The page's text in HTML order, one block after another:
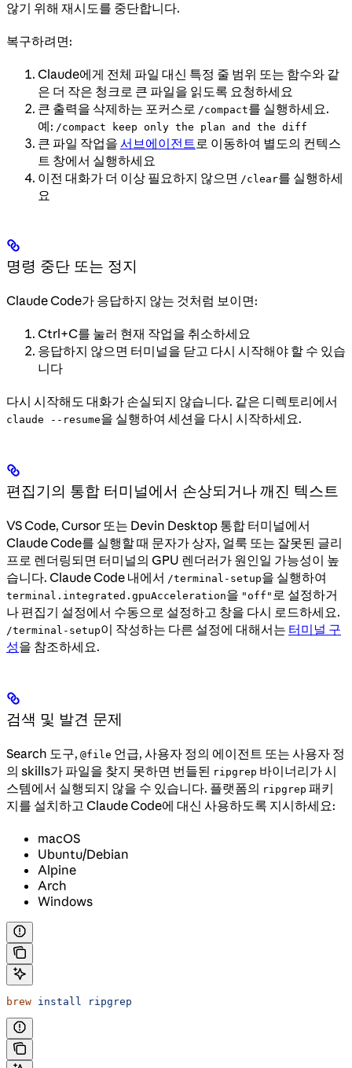
않기 위해 재시도를 중단합니다.
복구하려면:
Claude에게 전체 파일 대신 특정 줄 범위 또는 함수와 같
은 더 작은 청크로 큰 파일을 읽도록 요청하세요
큰 출력을 삭제하는 포커스로 /compact를 실행하세요.
예: /compact keep only the plan and the diff
큰 파일 작업을 서브에이전트 로 이동하여 별도의 컨텍스
트 창에서 실행하세요
이전 대화가 더 이상 필요하지 않으면 /clear를 실행하세
요
명령 중단 또는 정지
Claude Code가 응답하지 않는 것처럼 보이면:
Ctrl+C를 눌러 현재 작업을 취소하세요
응답하지 않으면 터미널을 닫고 다시 시작해야 할 수 있습
니다
다시 시작해도 대화가 손실되지 않습니다. 같은 디렉토리에서
claude --resume을 실행하여 세션을 다시 시작하세요.
편집기의 통합 터미널에서 손상되거나 깨진 텍스트
VS Code, Cursor 또는 Devin Desktop 통합 터미널에서
Claude Code를 실행할 때 문자가 상자, 얼룩 또는 잘못된 글리
프로 렌더링되면 터미널의 GPU 렌더러가 원인일 가능성이 높
습니다. Claude Code 내에서 /terminal-setup을 실행하여
terminal.integrated.gpuAcceleration을 "off" 로 설정하거
나 편집기 설정에서 수동으로 설정하고 창을 다시 로드하세요.
/terminal-setup이 작성하는 다른 설정에 대해서는 터미널 구
성을 참조하세요.
검색 및 발견 문제
Search 도구, @file 언급, 사용자 정의 에이전트 또는 사용자 정
의 skills가 파일을 찾지 못하면 번들된 ripgrep 바이너리가 시
스템에서 실행되지 않을 수 있습니다. 플랫폼의 ripgrep 패키
지를 설치하고 Claude Code에 대신 사용하도록 지시하세요:
macOS
Ubuntu/Debian
Alpine
Arch
Windows
brew install ripgrep